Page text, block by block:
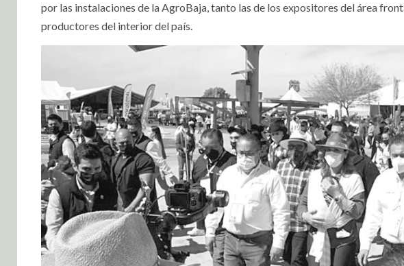
por las instalaciones de la AgroBaja, tanto las de los expositores del área
productores del interior del país.